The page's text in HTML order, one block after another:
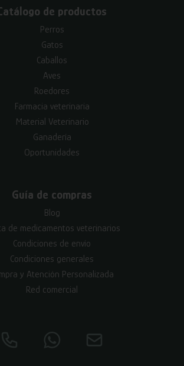
de productos
Perros
Gatos
Caballos
Aves
Roedores
Farmacia veterinaria
Material Veterinario
Ganadería
Oportunidades
Guía de compras
Blog
de medicamentos veterinarios
Condiciones de envío
Condiciones generales
y Atención Personalizada
Red comercial